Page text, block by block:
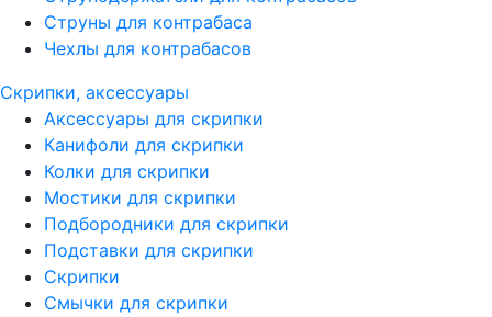
Струны для контрабаса
Чехлы для контрабасов
Скрипки, аксессуары
Аксессуары для скрипки
Канифоли для скрипки
Колки для скрипки
Мостики для скрипки
Подбородники для скрипки
Подставки для скрипки
Скрипки
Смычки для скрипки